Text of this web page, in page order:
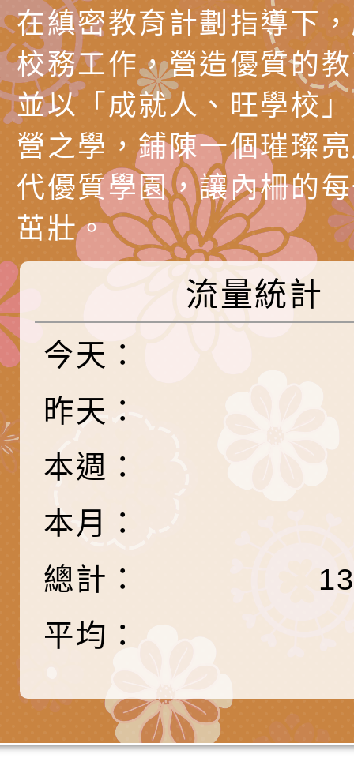
製作相關宣導短片
味．茶味》特展海報
【父母也需要被照顧
育兒中找回內在安定
心怡心理師主講】線
座
有關本市學生輔導諮
下簡稱輔諮中心)辦
上半年高國中小學學
生諮詢服務
檢送「桃園市特殊教
緒及行為問題支持資
114學年度第2學期
務實施計畫」
檢送桃園市政府LCD
（圖）片
檢送桃園市政府LED
字稿及LCD託播影（
轉知有關我國身心障
公約（CRPD）第三
告條約專要文件及附
函轉本府新聞處115
安全宣導標語播放表
宣導影像素材
檢送桃園市政府消防
宣導影片」宣導短片
載網址：
https://reurl.cc/
轉知本市特殊教育學
行為問題支持資源中
「桃園市114學年度
估人員魏氏五版寒假
梯次含複訓暨魏氏五
用分析培訓研習」之
調整
函轉農業部酪農產業
乳相關宣導推廣圖卡
檢送桃園市政府LED
字稿及LCD託播影（
為提升兒少性剝削防
益，本府家庭暴力暨
治中心依常見案例製
剝削防制宣導影片
函轉桃園市政府「
性(防空)演習執行計
轉桃園市政府「
（防空）演習－行動
檢送桃園市政府家庭
「115年度祖孫樂淘
節慶祝活動」海報電
函轉本府新聞處檢送
交通安全宣導標語播
檢送桃園市政府LED
月份公共服務政策溝
檢送本市馬祖新村眷
專注力研習營 「正
檢送桃園市政府LED
在縝密教育計劃指導下
校務工作，營造優質的
並以「成就人、旺學校
營之學，鋪陳一個璀璨
代優質學園，讓內柵的
茁壯。
流量統計
今天：
昨天：
本週：
本月：
總計：
平均：